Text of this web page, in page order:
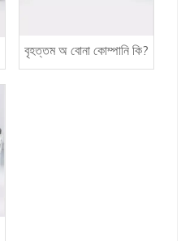
বৃহত্তম অ বোনা কোম্পানি কি?